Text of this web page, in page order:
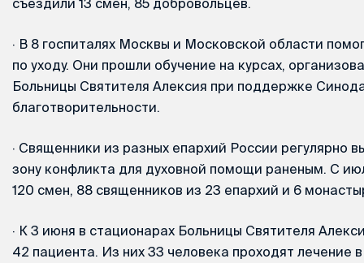
съездили 13 смен, 85 добровольцев.
· В 8 госпиталях Москвы и Московской области
по уходу. Они прошли обучение на курсах,
Больницы Святителя Алексия при поддержке
благотворительности.
· Священники из разных епархий России регулярно
зону конфликта для духовной помощи раненым. С
120 смен, 88 священников из 23 епархий и 6
· К 3 июня в стационарах Больницы Святителя
42 пациента. Из них 33 человека проходят лечение